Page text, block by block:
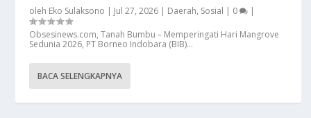
oleh Eko Sulaksono | Jul 27, 2026 | Daerah, Sosial | 0
|
Obsesinews.com, Tanah Bumbu – Memperingati Hari Mangrove
Sedunia 2026, PT Borneo Indobara (BIB)...
BACA SELENGKAPNYA